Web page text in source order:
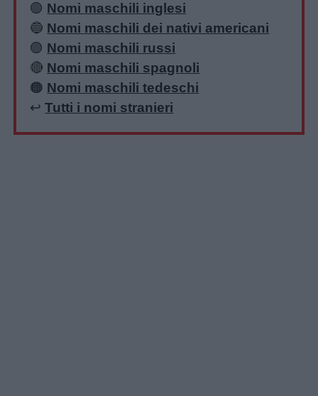
🟢 Nomi maschili inglesi
🔵 Nomi maschili dei nativi americani
🟣 Nomi maschili russi
🔴 Nomi maschili spagnoli
🟠 Nomi maschili tedeschi
↩️Tutti i nomi stranieri